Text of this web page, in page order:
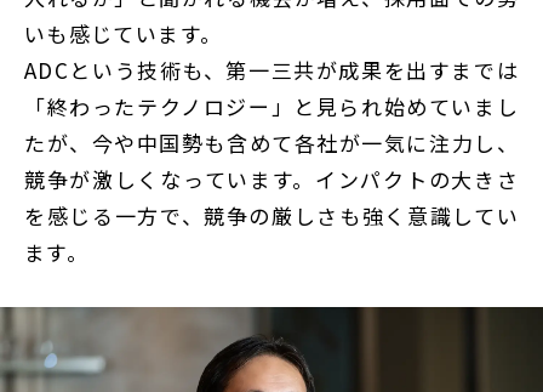
いも感じています。
ADCという技術も、第一三共が成果を出すまでは
「終わったテクノロジー」と見られ始めていまし
たが、今や中国勢も含めて各社が一気に注力し、
競争が激しくなっています。インパクトの大きさ
を感じる一方で、競争の厳しさも強く意識してい
ます。